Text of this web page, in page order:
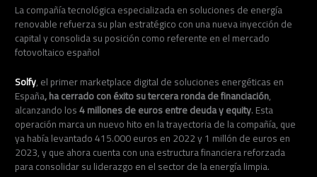
La compañía tecnológica especializada en soluciones de energía
renovable refuerza su plan estratégico con una nueva inyección de
capital y consolida su posición como referente en el mercado
fotovoltaico español
Solfy, el primer marketplace digital de soluciones energéticas en
España, ha cerrado con éxito su terceraronda de financiación,
alcanzando los4 millones de euros entre deuda y equity. Esta
operación marca un nuevo hito en la trayectoria de la compañía, que
ya había levantado 415.000 euros en 2022 y 1 millón de euros en
2023, y que ahora cuenta con una estructura financiera reforzada
para consolidar su liderazgo en el sector de la energía limpia.